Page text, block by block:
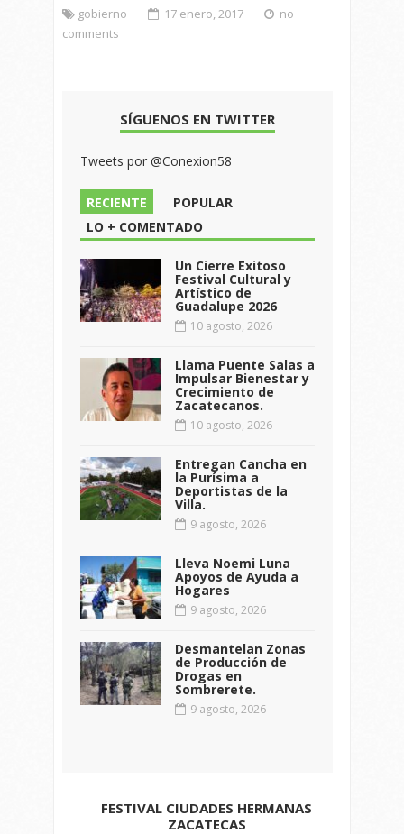
gobierno 17 enero, 2017
no
comments
SÍGUENOS EN TWITTER
Tweets por @Conexion58
RECIENTE
POPULAR
LO + COMENTADO
Un Cierre Exitoso
Festival Cultural y
Artístico de
Guadalupe 2026
10 agosto, 2026
Llama Puente Salas a
Impulsar Bienestar y
Crecimiento de
Zacatecanos.
10 agosto, 2026
Entregan Cancha en
la Purísima a
Deportistas de la
Villa.
9 agosto, 2026
Lleva Noemi Luna
Apoyos de Ayuda a
Hogares
9 agosto, 2026
Desmantelan Zonas
de Producción de
Drogas en
Sombrerete.
9 agosto, 2026
FESTIVAL CIUDADES HERMANAS
ZACATECAS